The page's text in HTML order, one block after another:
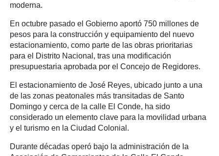
moderna.
En octubre pasado el Gobierno aportó 750 millones de
pesos para la construcción y equipamiento del nuevo
estacionamiento, como parte de las obras prioritarias
para el Distrito Nacional, tras una modificación
presupuestaria aprobada por el Concejo de Regidores.
El estacionamiento de José Reyes, ubicado junto a una
de las zonas peatonales más transitadas de Santo
Domingo y cerca de la calle El Conde, ha sido
considerado un elemento clave para la movilidad urbana
y el turismo en la Ciudad Colonial.
Durante décadas operó bajo la administración de la